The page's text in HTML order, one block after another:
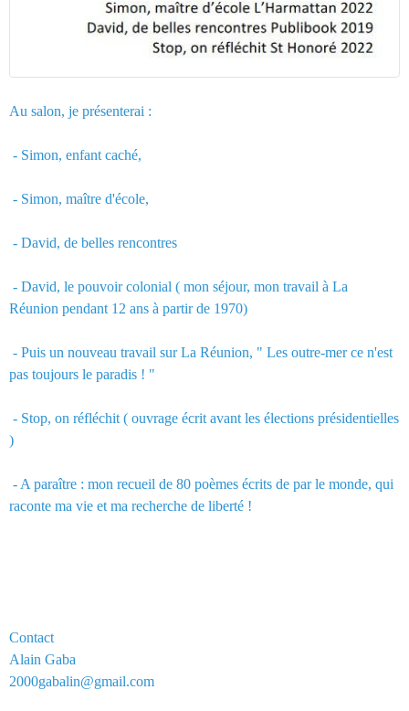
Au salon, je présenterai :
- Simon, enfant caché,
- Simon, maître d'école,
- David, de belles rencontres
- David, le pouvoir colonial ( mon séjour, mon travail à La
Réunion pendant 12 ans à partir de 1970)
- Puis un nouveau travail sur La Réunion, " Les outre-mer ce n'est
pas toujours le paradis ! "
- Stop, on réfléchit ( ouvrage écrit avant les élections présidentielles
)
- A paraître : mon recueil de 80 poèmes écrits de par le monde, qui
raconte ma vie et ma recherche de liberté !
Contact
Alain Gaba
2000gabalin@gmail.com